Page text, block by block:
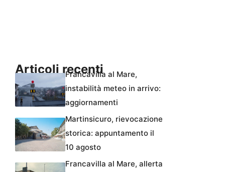
Articoli recenti
Francavilla al Mare,
instabilità meteo in arrivo:
aggiornamenti
Martinsicuro, rievocazione
storica: appuntamento il
10 agosto
Francavilla al Mare, allerta